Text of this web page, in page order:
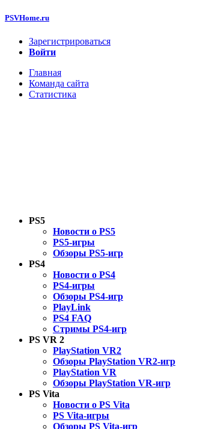
PSVHome.ru
Зарегистрироваться
Войти
Главная
Команда сайта
Статистика
PS5
Новости о PS5
PS5-игры
Обзоры PS5-игр
PS4
Новости о PS4
PS4-игры
Обзоры PS4-игр
PlayLink
PS4 FAQ
Стримы PS4-игр
PS VR 2
PlayStation VR2
Обзоры PlayStation VR2-игр
PlayStation VR
Обзоры PlayStation VR-игр
PS Vita
Новости о PS Vita
PS Vita-игры
Обзоры PS Vita-игр